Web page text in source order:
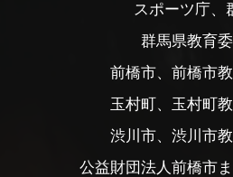
スポーツ庁、
群馬県教育
前橋市、前橋市
玉村町、玉村町
渋川市、渋川市
公益財団法人前橋市